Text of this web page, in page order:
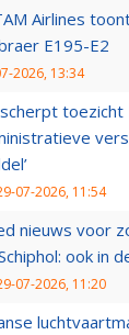
Airlines
E195-E2
2026, 13:34
toezicht
07-2026, 11:54
nieuws voor
ook in
07-2026, 11:20